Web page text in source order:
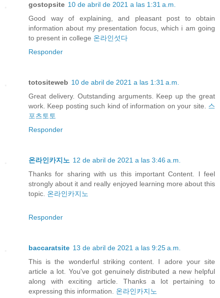
gostopsite 10 de abril de 2021 a las 1:31 a.m.
Good way of explaining, and pleasant post to obtain
information about my presentation focus, which i am going
to present in college 온라인섯다
Responder
totositeweb 10 de abril de 2021 a las 1:31 a.m.
Great delivery. Outstanding arguments. Keep up the great
work. Keep posting such kind of information on your site. 스
포츠토토
Responder
온라인카지노 12 de abril de 2021 a las 3:46 a.m.
Thanks for sharing with us this important Content. I feel
strongly about it and really enjoyed learning more about this
topic. 온라인카지노
Responder
baccaratsite 13 de abril de 2021 a las 9:25 a.m.
This is the wonderful striking content. I adore your site
article a lot. You've got genuinely distributed a new helpful
along with exciting article. Thanks a lot pertaining to
expressing this information. 온라인카지노